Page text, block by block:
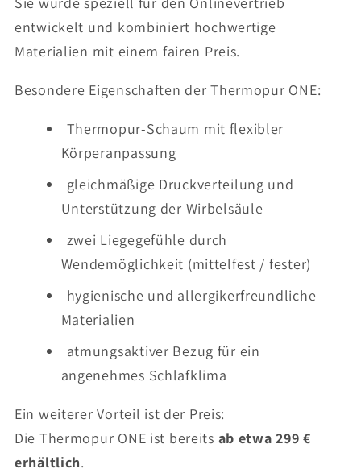
entwickelt und kombiniert hochwertige
Materialien mit einem fairen Preis.
Besondere Eigenschaften der Thermopur ONE:
Thermopur-Schaum mit flexibler
Körperanpassung
gleichmäßige Druckverteilung und
Unterstützung der Wirbelsäule
zwei Liegegefühle durch
Wendemöglichkeit (mittelfest / fester)
hygienische und allergikerfreundliche
Materialien
atmungsaktiver Bezug für ein
angenehmes Schlafklima
Ein weiterer Vorteil ist der Preis:
Die Thermopur ONE ist bereits ab etwa 299 €
erhältlich.